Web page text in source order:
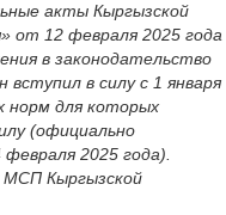
акты Кыргызской
от 12 февраля 2025 года
в законодательство
в силу с 1 января
норм для которых
(официально
2025 года).
МСП Кыргызской